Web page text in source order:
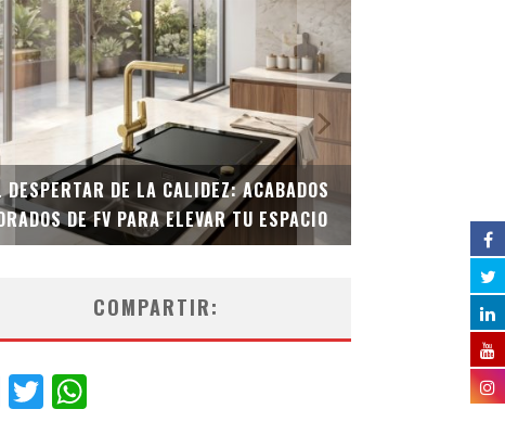
DESPERTAR DE LA CALIDEZ: ACABADOS
DE FV PARA ELEVAR TU ESPACIO
EL INODORO
COMPARTIR:
Facebook
Twitter